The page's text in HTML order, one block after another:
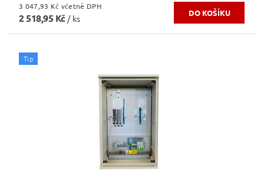
3 047,93 Kč včetně DPH
2 518,95 Kč / ks
Tip